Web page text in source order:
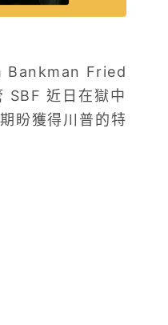
Bankman Fried
SBF 近日在獄中
盼獲得川普的特